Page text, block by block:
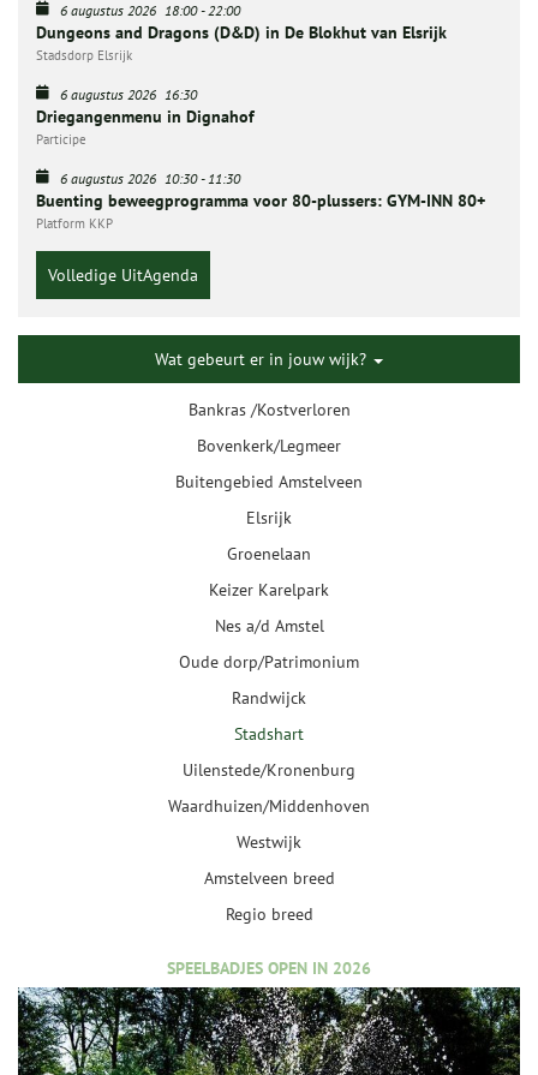
6 augustus 2026 18:00-22:00
Dungeons and Dragons (D&D) in De Blokhut van Elsrijk
Stadsdorp Elsrijk
6 augustus 2026 16:30
Driegangenmenu in Dignahof
Participe
6 augustus 2026 10:30-11:30
Buenting beweegprogramma voor 80-plussers: GYM-INN 80+
Platform KKP
Volledige UitAgenda
Wat gebeurt er in jouw wijk?
Bankras /Kostverloren
Bovenkerk/Legmeer
Buitengebied Amstelveen
Elsrijk
Groenelaan
Keizer Karelpark
Nes a/d Amstel
Oude dorp/Patrimonium
Randwijck
Stadshart
Uilenstede/Kronenburg
Waardhuizen/Middenhoven
Westwijk
Amstelveen breed
Regio breed
SPEELBADJES OPEN IN 2026